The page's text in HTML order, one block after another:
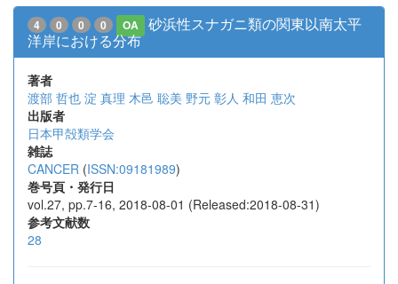
4 0 0 0 OA
砂浜性スナガニ類の関東以南太平
洋岸における分布
著者
渡部 哲也 淀 真理 木邑 聡美 野元 彰人 和田 恵次
出版者
日本甲殻類学会
雑誌
CANCER (ISSN:09181989)
巻号頁・発行日
vol.27, pp.7-16, 2018-08-01 (Released:2018-08-31)
参考文献数
28